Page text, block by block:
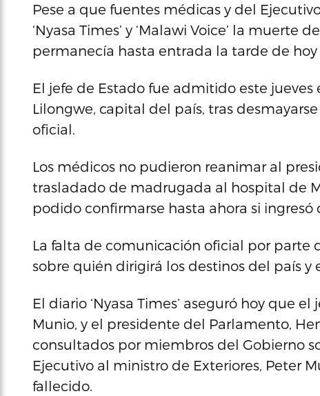
Pese a que fuentes médicas y del
‘Nyasa Times’ y ‘Malawi Voice’ la
permanecía hasta entrada la tarde de
El jefe de Estado fue admitido este
Lilongwe, capital del país, tras
oficial.
Los médicos no pudieron reanimar al
trasladado de madrugada al hospital de
podido confirmarse hasta ahora si ingresó
La falta de comunicación oficial por
sobre quién dirigirá los destinos del país
El diario ‘Nyasa Times’ aseguró hoy que
Munio, y el presidente del Parlamento,
consultados por miembros del Gobierno
Ejecutivo al ministro de Exteriores, Peter
fallecido.